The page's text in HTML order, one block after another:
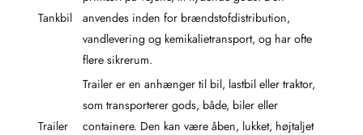
Tankbil
anvendes inden for brændstofdistribution,
vandlevering og kemikalietransport, og har ofte
flere sikrerum.
Trailer
Trailer er en anhænger til bil, lastbil eller traktor,
som transporterer gods, både, biler eller
containere. Den kan være åben, lukket, højtaljet